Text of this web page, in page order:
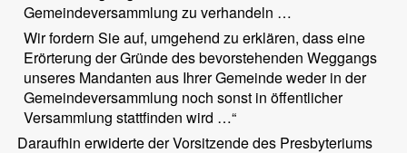
Gemeindeversammlung zu verhandeln …
Wir fordern Sie auf, umgehend zu erklären, dass eine
Erörterung der Gründe des bevorstehenden Weggangs
unseres Mandanten aus Ihrer Gemeinde weder in der
Gemeindeversammlung noch sonst in öffentlicher
Versammlung stattfinden wird …“
Daraufhin erwiderte der Vorsitzende des Presbyteriums